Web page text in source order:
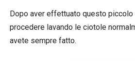
Dopo aver effettuato questo
procedere lavando le ciotole
avete sempre fatto.